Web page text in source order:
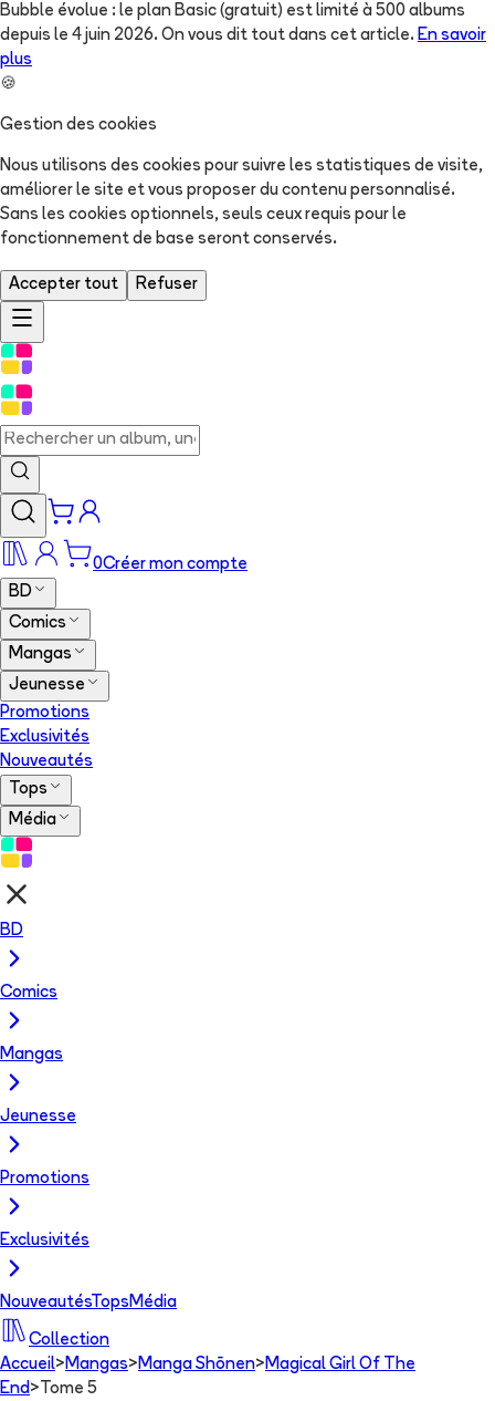
Bubble évolue : le plan Basic (gratuit) est limité à 500 albums
depuis le 4 juin 2026. On vous dit tout dans cet article. En savoir
plus
🍪
Gestion des cookies
Nous utilisons des cookies pour suivre les statistiques de visite,
améliorer le site et vous proposer du contenu personnalisé.
Sans les cookies optionnels, seuls ceux requis pour le
fonctionnement de base seront conservés.
Accepter tout Refuser
0Créer mon compte
BD
Comics
Mangas
Jeunesse
Promotions
Exclusivités
Nouveautés
Tops
Média
BD
Comics
Mangas
Jeunesse
Promotions
Exclusivités
NouveautésTops Média
Collection
Accueil> Mangas> Manga Shōnen> Magical Girl Of The
End > Tome 5